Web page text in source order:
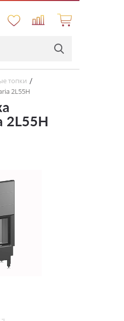
топки /
2L55H
2L55H